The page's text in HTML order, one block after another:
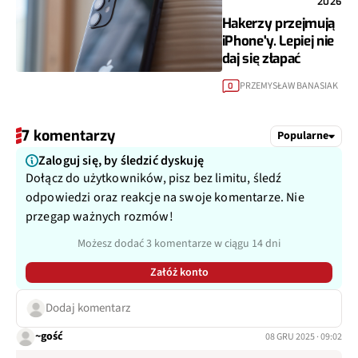
Hakerzy przejmują
iPhone'y. Lepiej nie
daj się złapać
0 PRZEMYSŁAW BANASIAK
7 komentarzy Popularne
Zaloguj się, by śledzić dyskuję
Dołącz do użytkowników, pisz bez limitu, śledź
odpowiedzi oraz reakcje na swoje komentarze. Nie
przegap ważnych rozmów!
Możesz dodać 3 komentarze w ciągu 14 dni
Załóż konto
Dodaj komentarz
~gość 08 GRU 2025 · 09:02